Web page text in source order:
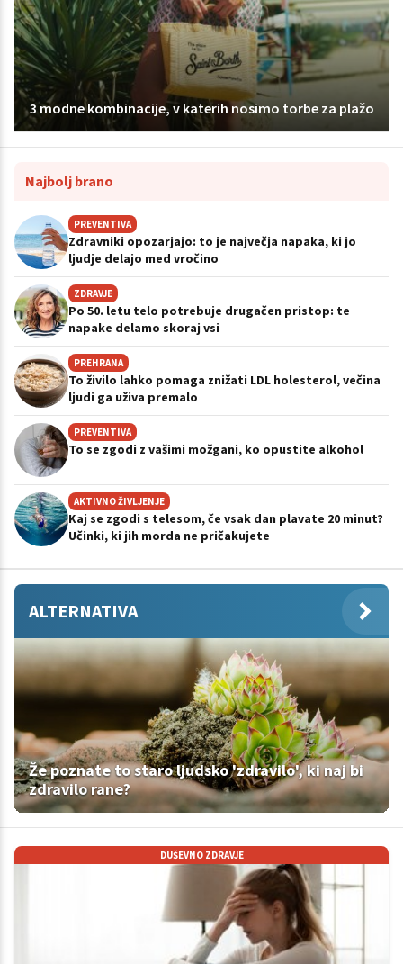
3 modne kombinacije, v katerih nosimo torbe za plažo
Najbolj brano
PREVENTIVA
Zdravniki opozarjajo: to je največja napaka, ki jo
ljudje delajo med vročino
ZDRAVJE
Po 50. letu telo potrebuje drugačen pristop: te
napake delamo skoraj vsi
PREHRANA
To živilo lahko pomaga znižati LDL holesterol, večina
ljudi ga uživa premalo
PREVENTIVA
To se zgodi z vašimi možgani, ko opustite alkohol
AKTIVNO ŽIVLJENJE
Kaj se zgodi s telesom, če vsak dan plavate 20 minut?
Učinki, ki jih morda ne pričakujete
ALTERNATIVA
Že poznate to staro ljudsko 'zdravilo', ki naj bi
zdravilo rane?
DUŠEVNO ZDRAVJE